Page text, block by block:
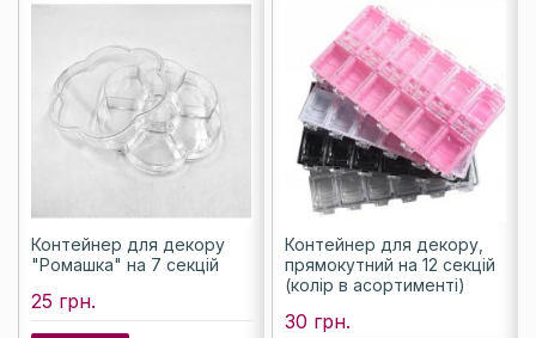
Контейнер для декору
"Ромашка" на 7 секцій
25 грн.
Контейнер для декору,
прямокутний на 12 секцій
(колір в асортименті)
30 грн.